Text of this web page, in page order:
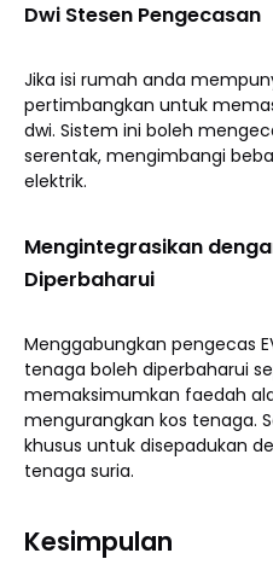
Dwi Stesen Pengecasan
Jika isi rumah anda
pertimbangkan untuk
dwi. Sistem ini boleh
serentak, mengimbangi
elektrik.
Mengintegrasikan
Diperbaharui
Menggabungkan pengecas
tenaga boleh diperbaharui
memaksimumkan faedah
mengurangkan kos tenaga.
khusus untuk disepadukan
tenaga suria.
Kesimpulan